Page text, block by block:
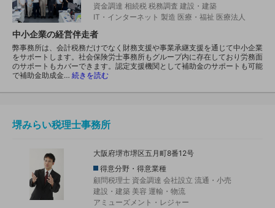
資金調達 相続税 税務調査 建設・建築
IT・インターネット 製造 医療・福祉 医療法人
中小企業の経営伴走者
弊事務所は、会計税務だけでなく財務支援や事業承継支援を通じて中小企業
をサポートします。社会保険労士事務所もグループ内に存在しており労務面
のサポートもカバーできます。認定支援機関として補助金のサポートも可能
で補助金助成金… 続きを読む
堺みらい税理士事務所
大阪府堺市堺区五月町8番12号
得意分野・得意業種
顧問税理士 資金調達 会社設立 流通・小売
建設・建築 美容 運輸・物流
アミューズメント・レジャー